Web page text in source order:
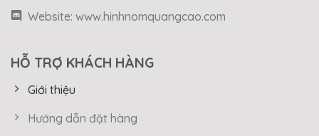
Website: www.hinhnomquangcao.com
HỖ TRỢ KHÁCH HÀNG
Giới thiệu
Hướng dẫn đặt hàng